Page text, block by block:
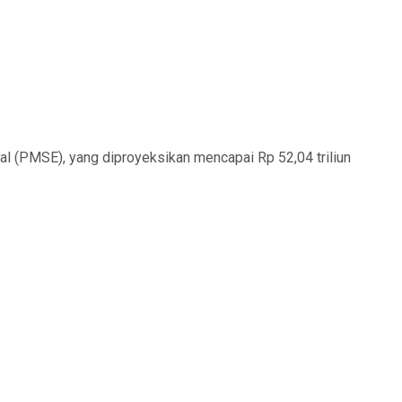
(PMSE), yang diproyeksikan mencapai Rp 52,04 triliun